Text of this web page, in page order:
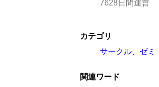
7628日間運営
カテゴリ
サークル、ゼミ
関連ワード